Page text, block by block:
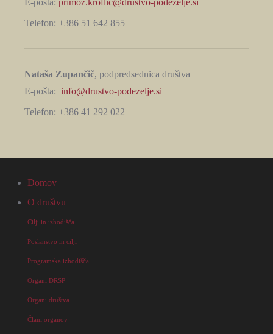
E-pošta: primoz.kroflic@drustvo-podezelje.si
Telefon: +386 51 642 855
Nataša Zupančič, podpredsednica društva
E-pošta: info@drustvo-podezelje.si
Telefon: +386 41 292 022
Domov
O društvu
Cilji in izhodišča
Poslanstvo in cilji
Programska izhodišča
Organi DRSP
Organi društva
Člani organov